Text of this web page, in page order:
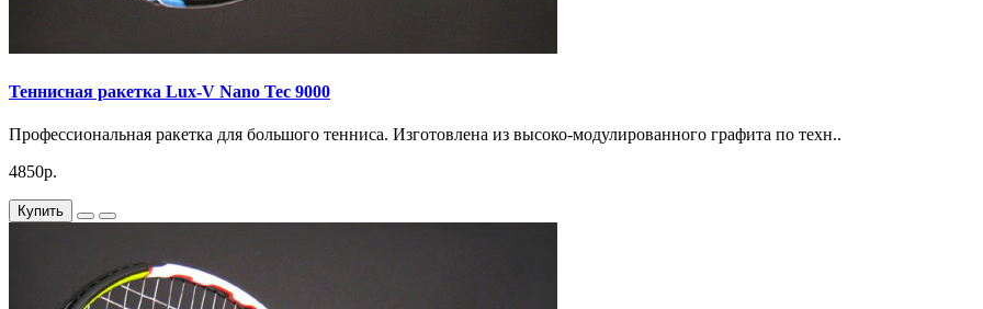
Теннисная ракетка Lux-V Nano Tec 9000
Профессиональная ракетка для большого тенниса. Изготовлена из высоко-модулированного графита по техн..
4850р.
Купить